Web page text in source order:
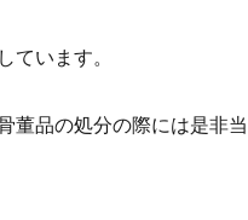
います。
董品の処分の際には是非当